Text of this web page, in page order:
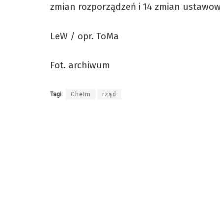
zmian rozporządzeń i 14 zmian
LeW / opr. ToMa
Fot. archiwum
Tagi: Chełm rząd